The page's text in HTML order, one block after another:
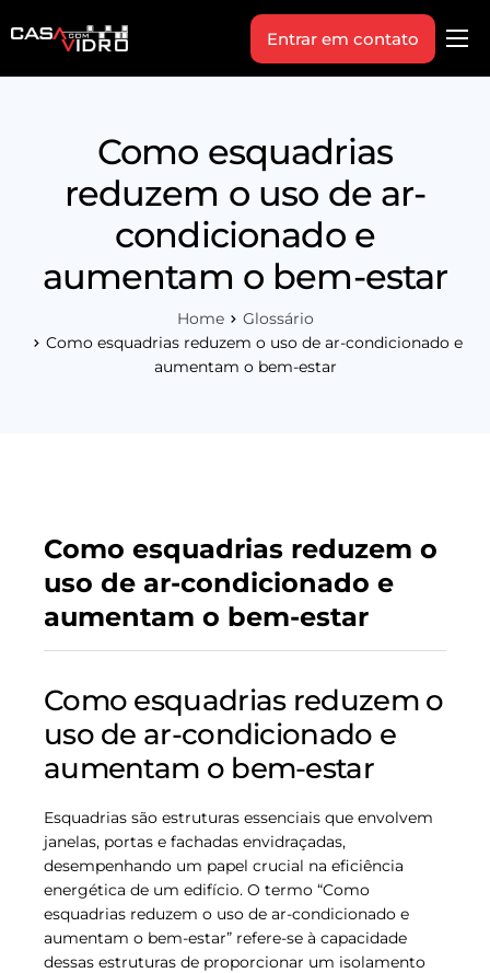
Produtos
Vagas
Sobre Nós
Entrar em contato
Como esquadrias
reduzem o uso de ar-
condicionado e
aumentam o bem-estar
Home
Glossário
Como esquadrias reduzem o uso de ar-condicionado e
aumentam o bem-estar
Como esquadrias reduzem o
uso de ar-condicionado e
aumentam o bem-estar
Como esquadrias reduzem o
uso de ar-condicionado e
aumentam o bem-estar
Esquadrias são estruturas essenciais que envolvem
janelas, portas e fachadas envidraçadas,
desempenhando um papel crucial na eficiência
energética de um edifício. O termo “Como
esquadrias reduzem o uso de ar-condicionado e
aumentam o bem-estar” refere-se à capacidade
dessas estruturas de proporcionar um isolamento